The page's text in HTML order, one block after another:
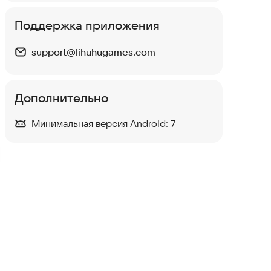
Мастер
Казуальные · Головоломки
Поддержка приложения
support@lihuhugames.com
Дополнительно
Минимальная версия Android: 7